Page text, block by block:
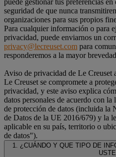
seguridad de que nunca
organizaciones para sus propios
Para cualquier información o para
privacidad, puede enviarnos un
privacy@lecreuset.com para
responderemos a la mayor
Aviso de privacidad de Le Creuset
Le Creuset se compromete a
privacidad, y este aviso explica
datos personales de acuerdo con
de protección de datos (incluida la
de Datos de la UE 2016/679) y la
aplicable en su país, territorio o
de datos").
1. ¿CUÁNDO Y QUE TIPO DE